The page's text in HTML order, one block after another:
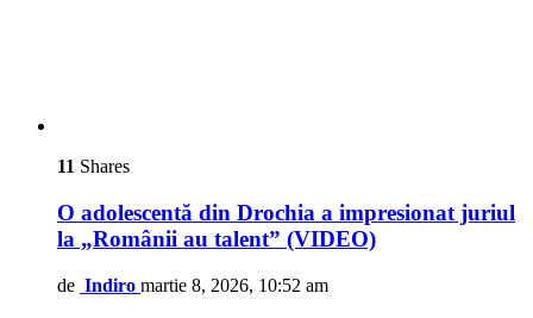
11 Shares
O adolescentă din Drochia a impresionat juriul
la „Românii au talent” (VIDEO)
de Indiro martie 8, 2026, 10:52 am